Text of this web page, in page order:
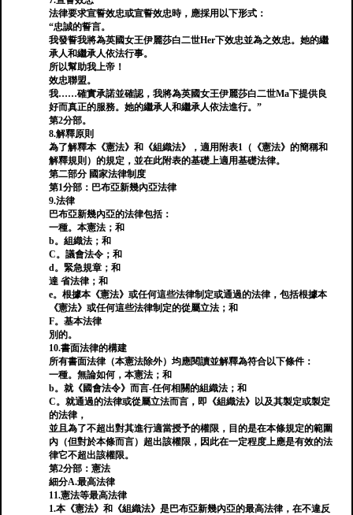
法律要求宣誓效忠或宣誓效忠時，應採用以下形式：
“忠誠的誓言。
我發誓我將為英國女王伊麗莎白二世Her下效忠並為之效忠。她的繼
承人和繼承人依法行事。
所以幫助我上帝！
效忠聯盟。
我……確實承諾並確認，我將為英國女王伊麗莎白二世Ma下提供良
好而真正的服務。她的繼承人和繼承人依法進行。”
第2分部。
8.解釋原則
為了解釋本《憲法》和《組織法》，適用附表1（《憲法》的簡稱和
解釋規則）的規定，並在此附表的基礎上適用基礎法律。
第二部分 國家法律制度
第1分部：巴布亞新幾內亞法律
9.法律
巴布亞新幾內亞的法律包括：
一種。本憲法；和
b。組織法；和
C。議會法令；和
d。緊急規章；和
達 省法律；和
e。根據本《憲法》或任何這些法律制定或通過的法律，包括根據本
《憲法》或任何這些法律制定的從屬立法；和
F。基本法律
別的。
10.書面法律的構建
所有書面法律（本憲法除外）均應閱讀並解釋為符合以下條件：
一種。無論如何，本憲法；和
b。就《國會法令》而言-任何相關的組織法；和
C。就通過的法律或從屬立法而言，即《組織法》以及其製定或製定
的法律，
並且為了不超出對其進行適當授予的權限，目的是在本條規定的範圍
內（但對於本條而言）超出該權限，因此在一定程度上應是有效的法
律它不超出該權限。
第2分部：憲法
細分A.最高法律
11.憲法等最高法律
1.本《憲法》和《組織法》是巴布亞新幾內亞的最高法律，在不違反